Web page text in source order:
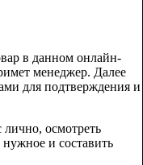
в данном онлайн-
менеджер. Далее
для подтверждения и
осмотреть
и составить